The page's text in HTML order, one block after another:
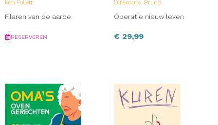
Ken Follett
Pilaren van de aarde
RESERVEREN
Dillemans, Bruno
Operatie nieuw leven
€ 29,99